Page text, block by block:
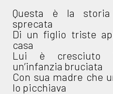
Questa è la
sprecata
Di un figlio triste
casa
Lui è cresciuto
un’infanzia bruciata
Con sua madre che
lo picchiava